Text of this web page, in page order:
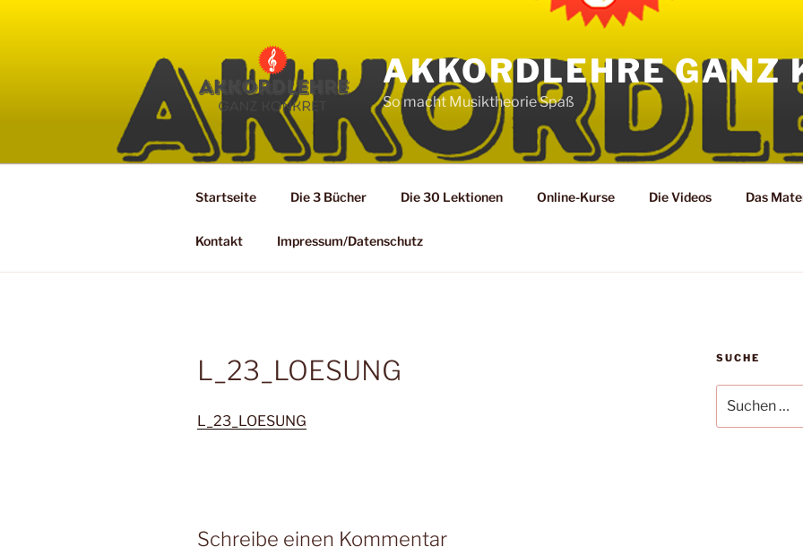
AKKORDLEHRE GANZ
So macht Musiktheorie Spaß
Startseite Die 3 Bücher Die 30 Lektionen Online-Kurse Die Videos Das
Kontakt Impressum/Datenschutz
L_23_LOESUNG
L_23_LOESUNG
Schreibe einen Kommentar
SUCHE
nach: